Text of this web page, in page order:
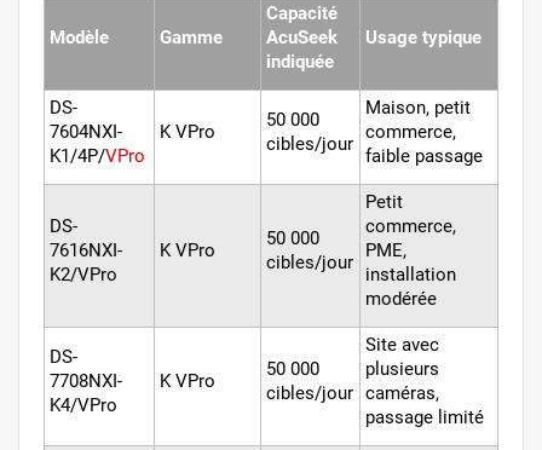
Modèle Gamme
Capacité
AcuSeek
indiquée
Usage typique
DS-
7604NXI-
K1/4P/VPro
K VPro
50 000
cibles/jour
Maison, petit
commerce,
faible passage
DS-
7616NXI-
K2/VPro
K VPro
50 000
cibles/jour
Petit
commerce,
PME,
installation
modérée
DS-
7708NXI-
K4/VPro
K VPro
50 000
cibles/jour
Site avec
plusieurs
caméras,
passage limité